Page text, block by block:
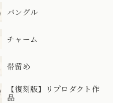
バングル
チャーム
帯留め
【復刻版】リプロダクト作
品